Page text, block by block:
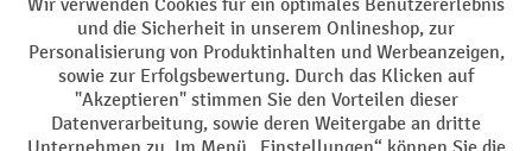
Impressum Datenschutz